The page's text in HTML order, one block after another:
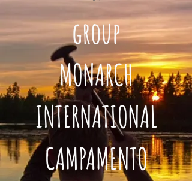
group
MONARCH
INTERNATIONAL
CAMPAMENTO